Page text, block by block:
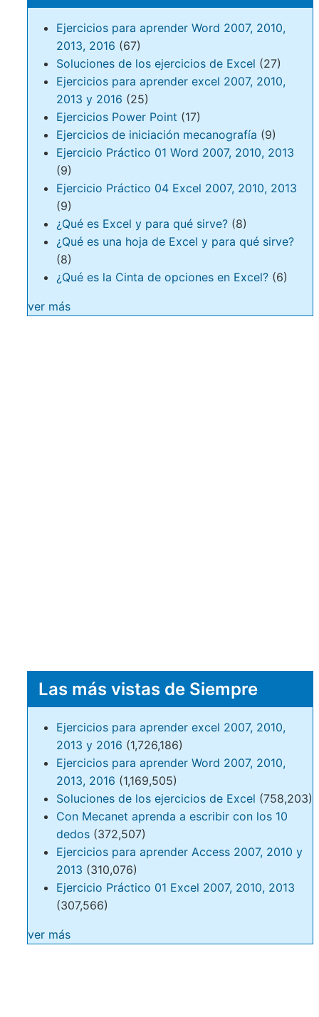
Ejercicios para aprender Word 2007, 2010,
2013, 2016 (67)
Soluciones de los ejercicios de Excel (27)
Ejercicios para aprender excel 2007, 2010,
2013 y 2016 (25)
Ejercicios Power Point (17)
Ejercicios de iniciación mecanografía (9)
Ejercicio Práctico 01 Word 2007, 2010, 2013
(9)
Ejercicio Práctico 04 Excel 2007, 2010, 2013
(9)
¿Qué es Excel y para qué sirve? (8)
¿Qué es una hoja de Excel y para qué sirve?
(8)
¿Qué es la Cinta de opciones en Excel? (6)
ver más
Las más vistas de Siempre
Ejercicios para aprender excel 2007, 2010,
2013 y 2016 (1,726,186)
Ejercicios para aprender Word 2007, 2010,
2013, 2016 (1,169,505)
Soluciones de los ejercicios de Excel (758,203)
Con Mecanet aprenda a escribir con los 10
dedos (372,507)
Ejercicios para aprender Access 2007, 2010 y
2013 (310,076)
Ejercicio Práctico 01 Excel 2007, 2010, 2013
(307,566)
ver más